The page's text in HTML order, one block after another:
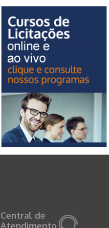
Central de
Atendimento